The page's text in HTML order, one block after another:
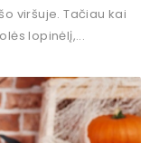
viršuje. Tačiau kai
lopinėlį,...